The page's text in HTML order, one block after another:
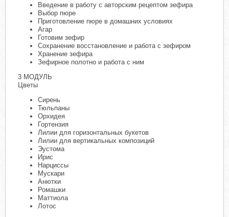
Введение в работу с авторским рецептом зефира
Выбор пюре
Приготовление пюре в домашних условиях
Агар
Готовим зефир
Сохранение восстановление и работа с зефиром
Хранение зефира
Зефирное полотно и работа с ним
3 МОДУЛЬ
Цветы
Сирень
Тюльпаны
Орхидея
Гортензия
Лилии для горизонтальных букетов
Лилии для вертикальных композиций
Эустома
Ирис
Нарциссы
Мускари
Анютки
Ромашки
Маттиола
Лотос